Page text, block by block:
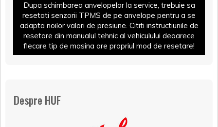
Dupa schimbarea anvelopelor la service, trebuie sa
resetati senzorii TPMS de pe anvelope pentru a se
adapta noilor valori de presiune. Cititi instructiunile de
resetare din manualul tehnic al vehiculului deoarece
fiecare tip de masina are propriul mod de resetare!
Despre HUF